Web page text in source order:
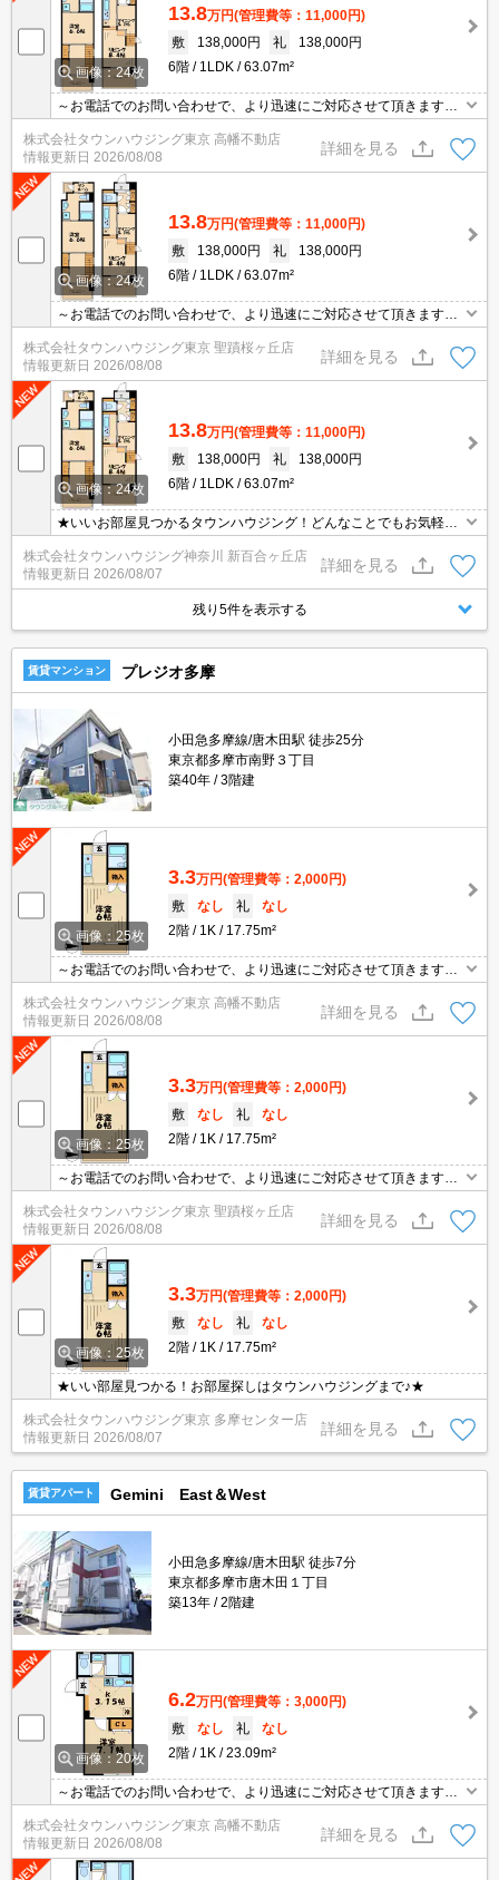
画像：24枚
13.8万円(管理費等：11,000円)
敷
138,000円 礼
138,000円
6階
1LDK 63.07m²
～お電話でのお問い合わせで、より迅速にご対応させて頂きます～
地域密着タウンハウジングまで～
株式会社タウンハウジング東京 高幡不動店
情報更新日 2026/08/08
詳細を見る
画像：24枚
13.8万円(管理費等：11,000円)
敷
138,000円 礼
138,000円
6階
1LDK 63.07m²
～お電話でのお問い合わせで、より迅速にご対応させて頂きます～
地域密着タウンハウジングまで～
株式会社タウンハウジング東京 聖蹟桜ヶ丘店
情報更新日 2026/08/08
詳細を見る
画像：24枚
13.8万円(管理費等：11,000円)
敷
138,000円 礼
138,000円
6階
1LDK 63.07m²
★いいお部屋見つかるタウンハウジング！どんなことでもお気軽に
ご相談ください♪★
株式会社タウンハウジング神奈川 新百合ヶ丘店
情報更新日 2026/08/07
詳細を見る
残り5件を表示する
賃貸マンション プレジオ多摩
小田急多摩線/唐木田駅 徒歩25分
東京都多摩市南野３丁目
築40年
3階建
画像：25枚
3.3万円(管理費等：2,000円)
敷
なし 礼
なし
2階
1K 17.75m²
～お電話でのお問い合わせで、より迅速にご対応させて頂きます～
地域密着タウンハウジングまで～
株式会社タウンハウジング東京 高幡不動店
情報更新日 2026/08/08
詳細を見る
画像：25枚
3.3万円(管理費等：2,000円)
敷
なし 礼
なし
2階
1K 17.75m²
～お電話でのお問い合わせで、より迅速にご対応させて頂きます～
地域密着タウンハウジングまで～
株式会社タウンハウジング東京 聖蹟桜ヶ丘店
情報更新日 2026/08/08
詳細を見る
画像：25枚
3.3万円(管理費等：2,000円)
敷
なし 礼
なし
2階
1K 17.75m²
★いい部屋見つかる！お部屋探しはタウンハウジングまで♪★
株式会社タウンハウジング東京 多摩センター店
情報更新日 2026/08/07
詳細を見る
賃貸アパート Gemini East＆West
小田急多摩線/唐木田駅 徒歩7分
東京都多摩市唐木田１丁目
築13年
2階建
画像：20枚
6.2万円(管理費等：3,000円)
敷
なし 礼
なし
2階
1K 23.09m²
～お電話でのお問い合わせで、より迅速にご対応させて頂きます～
地域密着タウンハウジングまで～
株式会社タウンハウジング東京 高幡不動店
情報更新日 2026/08/08
詳細を見る